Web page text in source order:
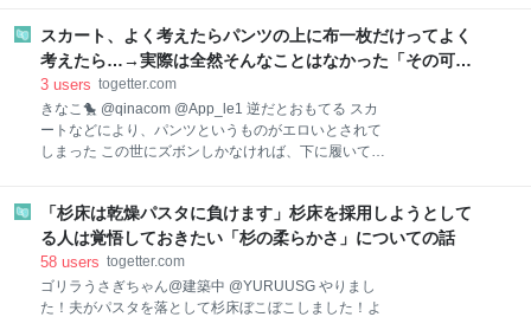
的に使っていただき、疲れを回復していただくことに
貢献してくれそうです。早期の宿泊受け入れ開始をお
願い申し上げました。 台風が接近していることから、
後はフル回転していただきたいと思います！ 2026-08-
05 10:54:48
スカート、よく考えたらパンツの上に布一枚だけってよく
考えたら…→実際は全然そんなことはなかった「その可能
性にロマンを感じることができる」
3 users togetter.com
きなこ🐤 @qinacom @App_le1 逆だとおもてる スカ
ートなどにより、パンツというものがエロいとされて
しまった この世にズボンしかなければ、下に履いてる
@qinacom @App_le1 高校生とかだと、スカートの下
体操服履いてる人も多いからそんなエロないけど、逆
にズボンだと確実にその下パンツなわけで、しかも割
とピチッとするからエロさが倍増します。(個人の感
想) 2026-08-05 05:13:51
「杉床は乾燥パスタに負けます」杉床を採用しようとして
る人は覚悟しておきたい「杉の柔らかさ」についての話
58 users togetter.com
ゴリラうさぎちゃん@建築中 @YURUUSG やりまし
た！夫がパスタを落として杉床ぼこぼこしました！よ